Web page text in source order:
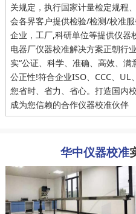
关规定，执行国家计量检定规程
会各界客户提供检验/检测/校准
企业，工厂,科研单位等提供仪器
电器厂仪器校准解决方案正朝行
实“公证、科学、准确、高效、
公正性!符合企业ISO、CCC、UL
您省时、省力、省心。打造国内
成为您信赖的合作仪器校准伙伴
华中仪器校准